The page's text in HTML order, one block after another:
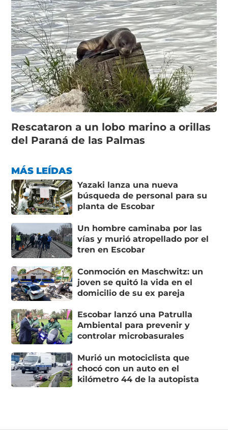
Rescataron a un lobo marino a orillas
del Paraná de las Palmas
MÁS LEÍDAS
Yazaki lanza una nueva
búsqueda de personal para su
planta de Escobar
Un hombre caminaba por las
vías y murió atropellado por el
tren en Escobar
Conmoción en Maschwitz: un
joven se quitó la vida en el
domicilio de su ex pareja
Escobar lanzó una Patrulla
Ambiental para prevenir y
controlar microbasurales
Murió un motociclista que
chocó con un auto en el
kilómetro 44 de la autopista